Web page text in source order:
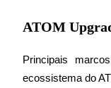
Estratégias de
Aprenda como
ATOM
Principais
ecossistema do